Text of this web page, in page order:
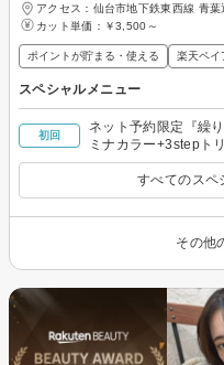
アクセス：仙台市地下鉄東西線 青
カット単価： ￥3,500～
ポイントが貯まる・使える 楽天ペイ
スペシャルメニュー
初回
ネット予約限定『繰
ミナカラー+3stepト
すべてのスペ
その他